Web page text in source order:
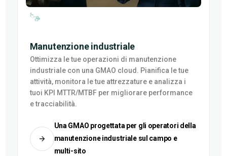
Manutenzione industriale
Ottimizza le tue operazioni di manutenzione
industriale con una GMAO cloud. Pianifica le tue
attività, monitora le tue attrezzature e analizza i
tuoi KPI MTTR/MTBF per migliorare performance
e tracciabilità.
Una GMAO progettata per gli operatori della
manutenzione industriale sul campo e
multi-sito